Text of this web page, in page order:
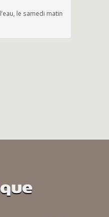
le samedi matin